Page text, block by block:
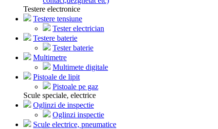
Testere electronice
Testere tensiune
Tester electrician
Testere baterie
Tester baterie
Multimetre
Multimete digitale
Pistoale de lipit
Pistoale pe gaz
Scule speciale, electrice
Oglinzi de inspectie
Oglinzi inspectie
Scule electrice, pneumatice